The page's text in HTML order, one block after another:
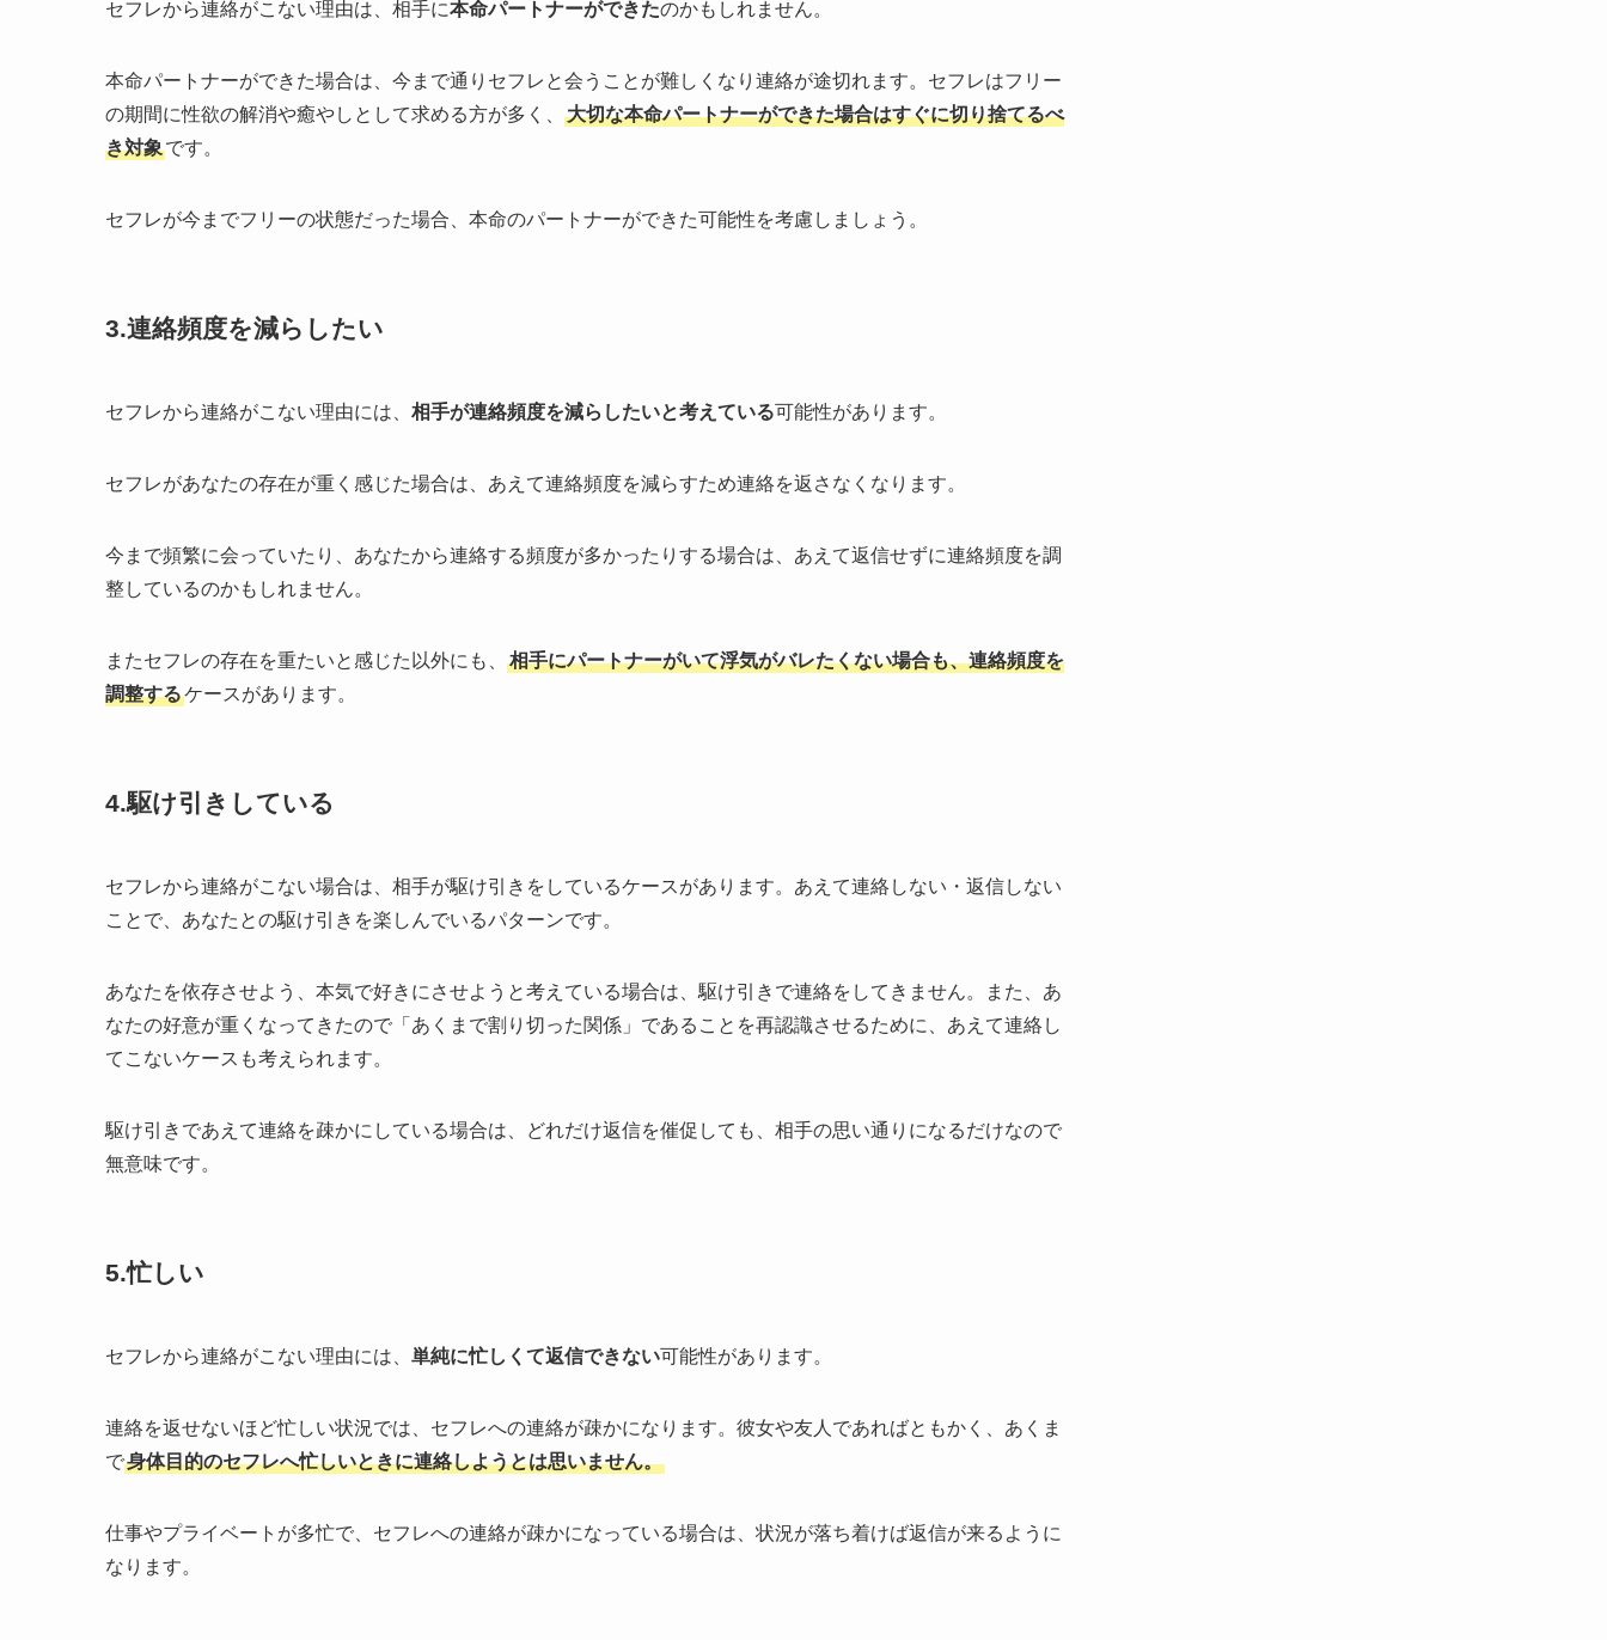
セフレから連絡がこない理由は、相手に本命パートナーができたのかもしれません。
本命パートナーができた場合は、今まで通りセフレと会うことが難しくなり連絡が途切れます。セフレはフリー
の期間に性欲の解消や癒やしとして求める方が多く、
大切な本命パートナーができた場合はすぐに切り捨てるべ
き対象です。
セフレが今までフリーの状態だった場合、本命のパートナーができた可能性を考慮しましょう。
3.連絡頻度を減らしたい
セフレから連絡がこない理由には、 相手が連絡頻度を減らしたいと考えている可能性があります。
セフレがあなたの存在が重く感じた場合は、あえて連絡頻度を減らすため連絡を返さなくなります。
今まで頻繁に会っていたり、あなたから連絡する頻度が多かったりする場合は、あえて返信せずに連絡頻度を調
整しているのかもしれません。
またセフレの存在を重たいと感じた以外にも、
相手にパートナーがいて浮気がバレたくない場合も、連絡頻度を
調整するケースがあります。
4.駆け引きしている
セフレから連絡がこない場合は、相手が駆け引きをしているケースがあります。あえて連絡しない・返信しない
ことで、あなたとの駆け引きを楽しんでいるパターンです。
あなたを依存させよう、本気で好きにさせようと考えている場合は、駆け引きで連絡をしてきません。また、あ
なたの好意が重くなってきたので「あくまで割り切った関係」であることを再認識させるために、あえて連絡し
てこないケースも考えられます。
駆け引きであえて連絡を疎かにしている場合は、どれだけ返信を催促しても、相手の思い通りになるだけなので
無意味です。
5.忙しい
セフレから連絡がこない理由には、 単純に忙しくて返信できない可能性があります。
連絡を返せないほど忙しい状況では、セフレへの連絡が疎かになります。彼女や友人であればともかく、あくま
で身体目的のセフレへ忙しいときに連絡しようとは思いません。
仕事やプライベートが多忙で、セフレへの連絡が疎かになっている場合は、状況が落ち着けば返信が来るように
なります。